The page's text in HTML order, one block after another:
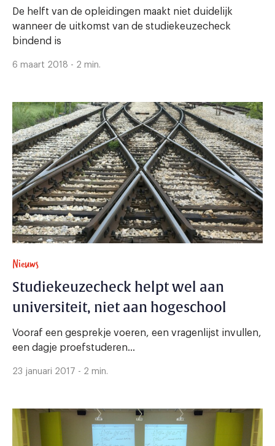
De helft van de opleidingen maakt niet duidelijk
wanneer de uitkomst van de studiekeuzecheck
bindend is
6 maart 2018 - 2 min.
Nieuws
Studiekeuzecheck helpt wel aan
universiteit, niet aan hogeschool
Vooraf een gesprekje voeren, een vragenlijst invullen,
een dagje proefstuderen…
23 januari 2017 - 2 min.